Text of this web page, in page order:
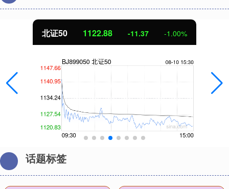
北证50 1122.88 -11.37 -1.00%
话题标签